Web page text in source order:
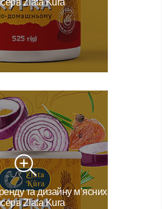
Zlata Kura
та дизайну м’ясних
Zlata Kura